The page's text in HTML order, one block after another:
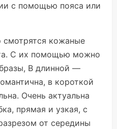
с помощью пояса или
смотрятся кожаные
С их помощью можно
В длинной —
в короткой
Очень актуальна
прямая и узкая, с
от середины